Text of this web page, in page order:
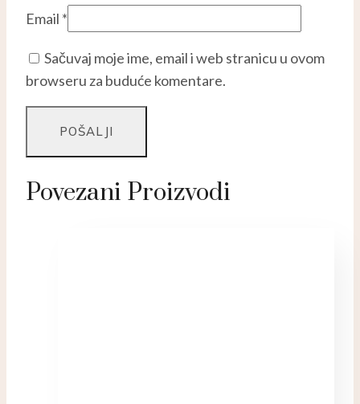
Email *
Sačuvaj moje ime, email i web stranicu u ovom
browseru za buduće komentare.
Povezani Proizvodi